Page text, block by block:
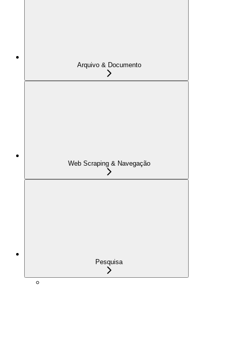
Arquivo & Documento
Web Scraping & Navegação
Pesquisa